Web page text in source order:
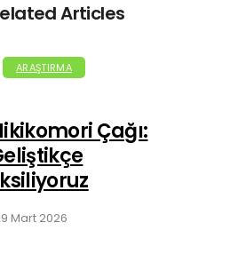
Articles
ARAŞTIRMA
Çağı:
Mart 2026